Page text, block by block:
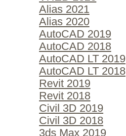
Alias 2021
Alias 2020
AutoCAD 2019
AutoCAD 2018
AutoCAD LT 2019
AutoCAD LT 2018
Revit 2019
Revit 2018
Civil 3D 2019
Civil 3D 2018
3ds Max 2019